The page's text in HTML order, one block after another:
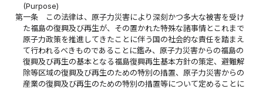
(Purpose)
第一条
この法律は、原子力災害により深刻かつ多大な被害を受け
た福島の復興及び再生が、その置かれた特殊な諸事情とこれまで
原子力政策を推進してきたことに伴う国の社会的な責任を踏まえ
て行われるべきものであることに鑑み、原子力災害からの福島の
復興及び再生の基本となる福島復興再生基本方針の策定、避難解
除等区域の復興及び再生のための特別の措置、原子力災害からの
産業の復興及び再生のための特別の措置等について定めることに